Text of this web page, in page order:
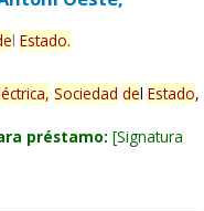
l Estado.
Sociedad del Estado,
préstamo: Signatura